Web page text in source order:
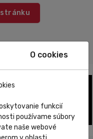
stránku
O cookies
funkcií
používame súbory
naše webové